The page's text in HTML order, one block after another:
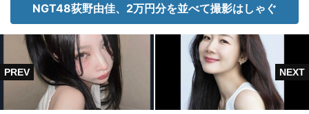
NGT48荻野由佳、2万円分を並べて撮影はしゃぐ